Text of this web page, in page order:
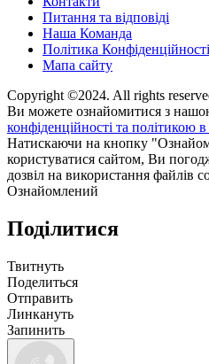
Питання та відповіді
Наша Команда
Політика Конфіденційності
Мапа сайту
Copyright ©2024. All rights
Ви можете ознайомитися з
конфіденційності та політикою
Натискаючи на кнопку
користуватися сайтом, Ви
дозвіл на використання файлів
Ознайомлений
Поділитися
Твитнуть
Поделиться
Отправить
Линкануть
Запинить